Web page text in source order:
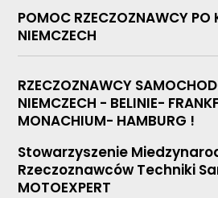
POMOC RZECZOZNAWCY PO
NIEMCZECH
RZECZOZNAWCY
NIEMCZECH - BELINIE-
MONACHIUM- HAMBURG !
Stowarzyszenie
Rzeczoznawców Techniki
MOTOEXPERT